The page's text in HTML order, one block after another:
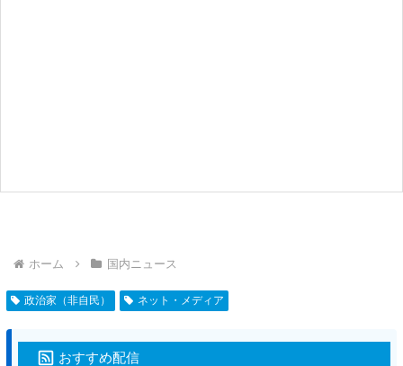
ホーム 国内ニュース
政治家（非自民） ネット・メディア
おすすめ配信